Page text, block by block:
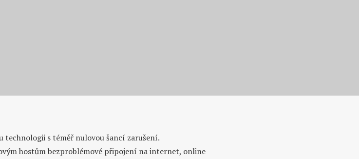
s téměř nulovou šancí zarušení.
hostům bezproblémové připojení na internet, online